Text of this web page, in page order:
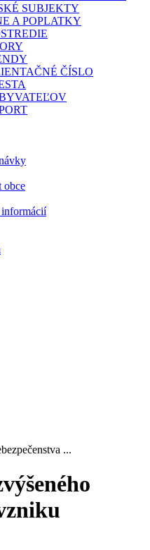
SUBJEKTY
A POPLATKY
ČÍSLO
obce
...